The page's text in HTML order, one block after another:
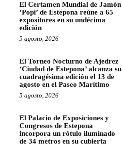
El Certamen Mundial de Jamón
‘Popi’ de Estepona reúne a 65
expositores en su undécima
edición
5 agosto, 2026
El Torneo Nocturno de Ajedrez
‘Ciudad de Estepona’ alcanza su
cuadragésima edición el 13 de
agosto en el Paseo Marítimo
5 agosto, 2026
El Palacio de Exposiciones y
Congresos de Estepona
incorpora un rótulo iluminado
de 34 metros en su cubierta